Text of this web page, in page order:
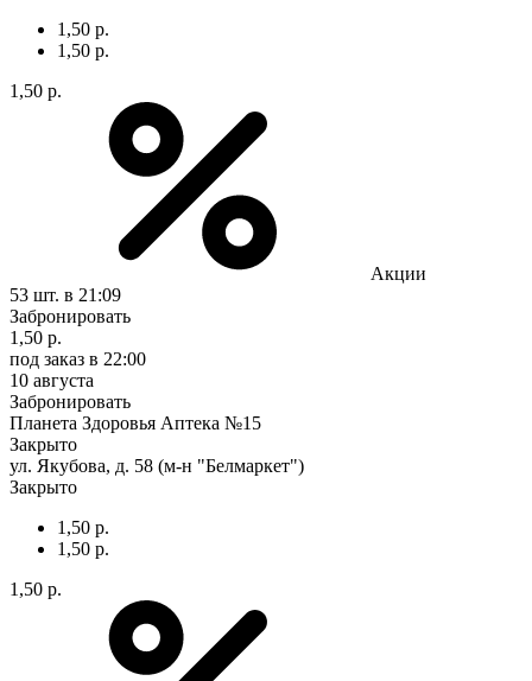
1,50 р.
1,50 р.
1,50 р.
Акции
53 шт. в 21:09
Забронировать
1,50 р.
под заказ в 22:00
10 августа
Забронировать
Планета Здоровья Аптека №15
Закрыто
ул. Якубова, д. 58 (м-н "Белмаркет")
Закрыто
1,50 р.
1,50 р.
1,50 р.